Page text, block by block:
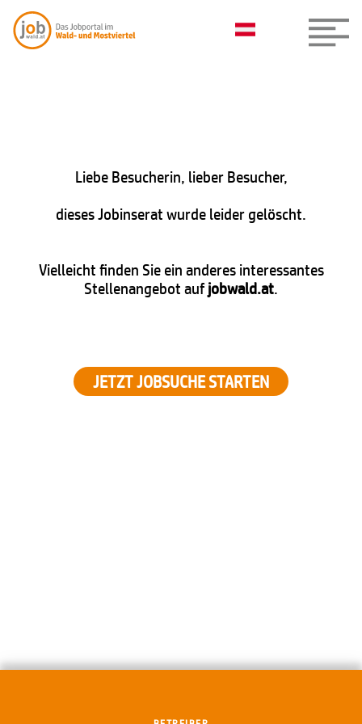
Liebe Besucherin, lieber Besucher,
dieses Jobinserat wurde leider gelöscht.
Vielleicht finden Sie ein anderes interessantes
Stellenangebot aufjobwald.at.
JETZT JOBSUCHE STARTEN